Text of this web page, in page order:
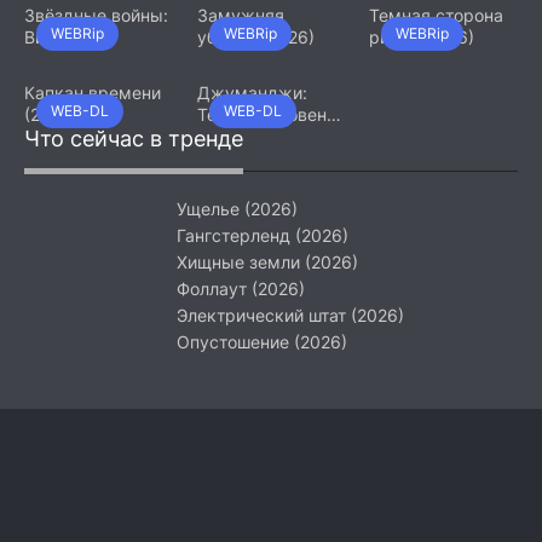
WEBRip
Звёздные войны:
Видения.
WEBRip
Замужняя
убийца (2026)
WEBRip
Темная сторона
ринга (2026)
WEB-DL
Капкан времени
(2026)
WEB-DL
Джуманджи:
Тёмный уровень
(2026)
Что сейчас в тренде
Ущелье (2026)
Гангстерленд (2026)
Хищные земли (2026)
Фоллаут (2026)
Электрический штат (2026)
Опустошение (2026)